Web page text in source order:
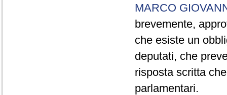
MARCO
brevemente,
che esiste un
deputati, che
risposta scritta
parlamentari.